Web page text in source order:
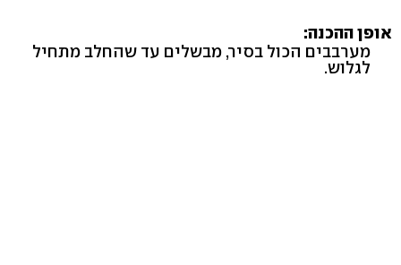
אופן ההכנה:
מערבבים הכול בסיר, מבשלים עד שהחלב מתחיל
לגלוש.